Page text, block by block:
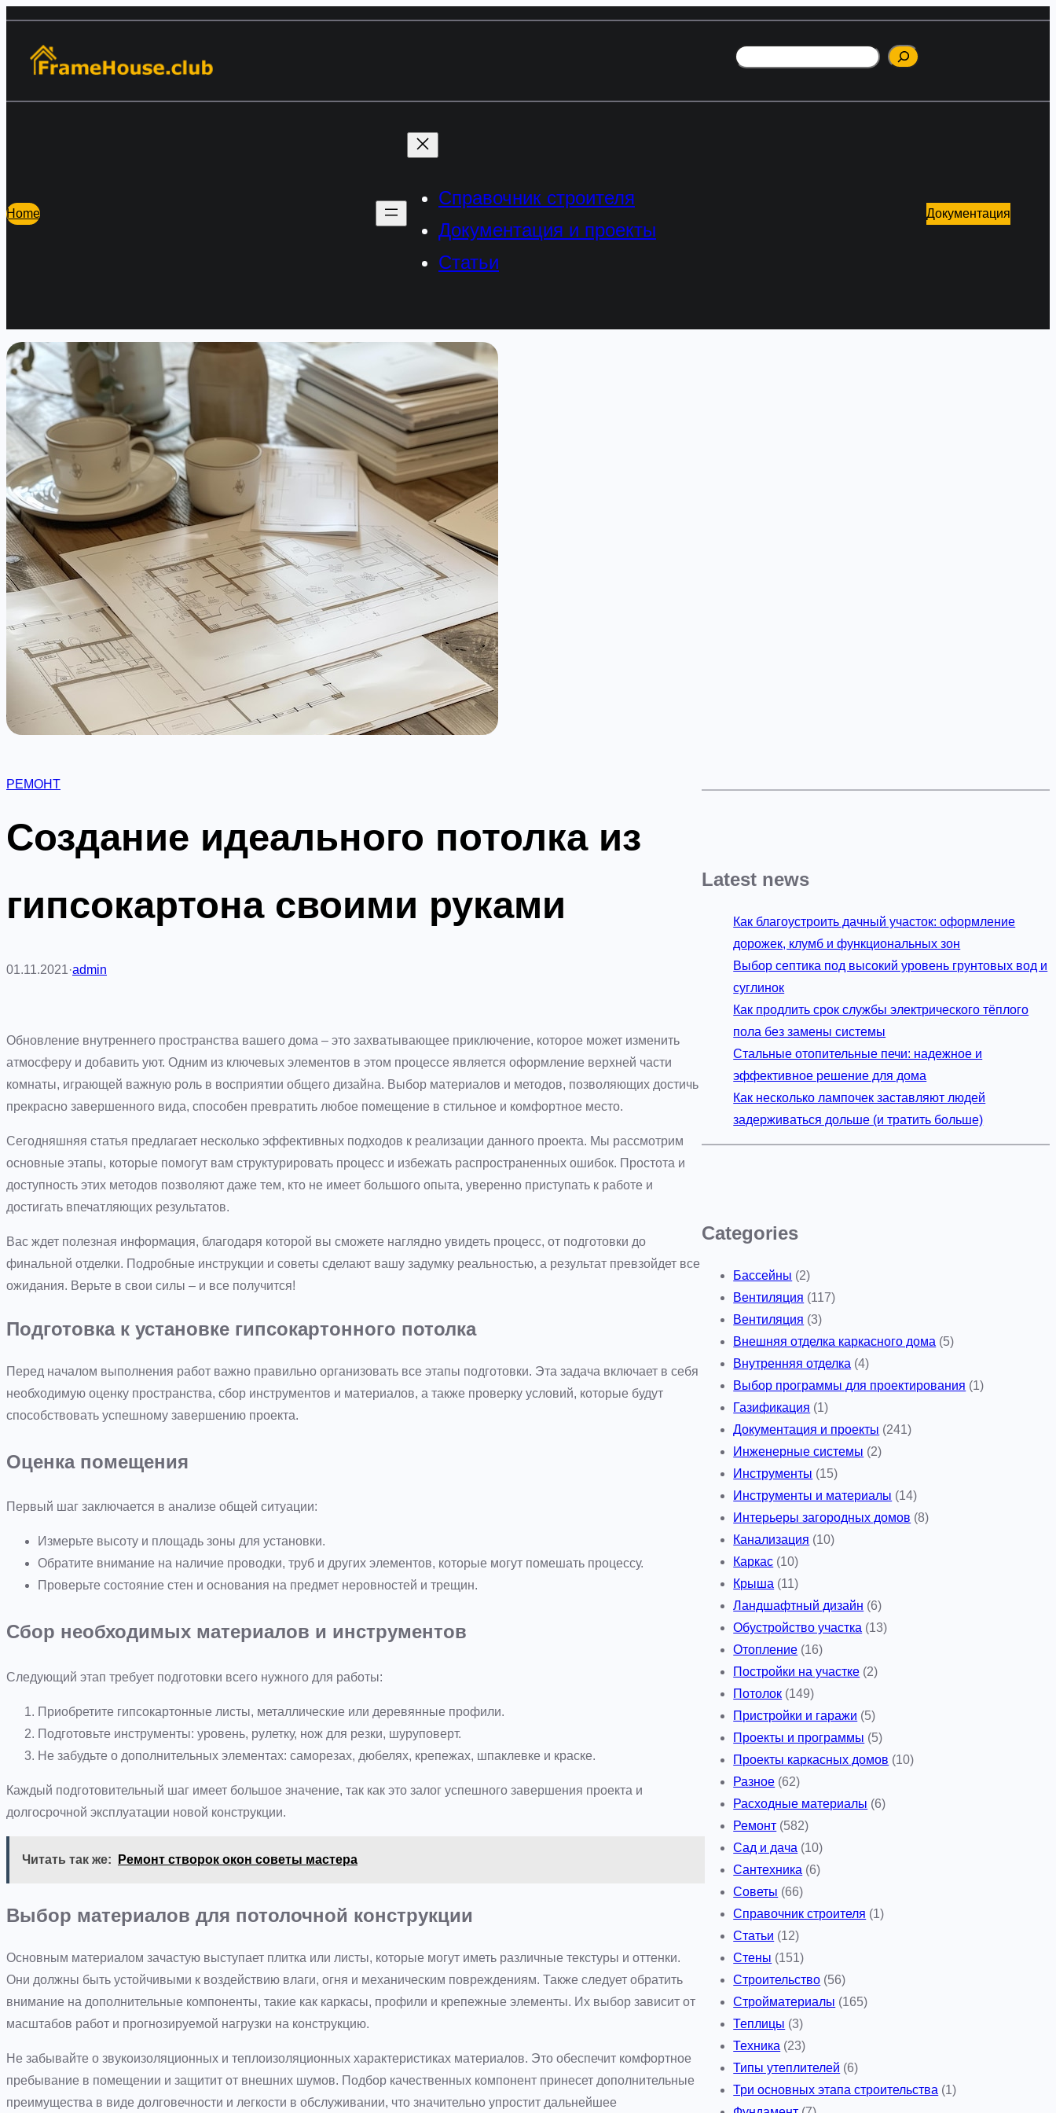
содержимому
Поиск
Home
Справочник строителя
Документация и проекты
Статьи
Документация
РЕМОНТ
Создание идеального потолка из
гипсокартона своими руками
01.11.2021·admin
Обновление внутреннего пространства вашего дома – это захватывающее приключение, которое может изменить
атмосферу и добавить уют. Одним из ключевых элементов в этом процессе является оформление верхней части
комнаты, играющей важную роль в восприятии общего дизайна. Выбор материалов и методов, позволяющих достичь
прекрасно завершенного вида, способен превратить любое помещение в стильное и комфортное место.
Сегодняшняя статья предлагает несколько эффективных подходов к реализации данного проекта. Мы рассмотрим
основные этапы, которые помогут вам структурировать процесс и избежать распространенных ошибок. Простота и
доступность этих методов позволяют даже тем, кто не имеет большого опыта, уверенно приступать к работе и
достигать впечатляющих результатов.
Вас ждет полезная информация, благодаря которой вы сможете наглядно увидеть процесс, от подготовки до
финальной отделки. Подробные инструкции и советы сделают вашу задумку реальностью, а результат превзойдет все
ожидания. Верьте в свои силы – и все получится!
Подготовка к установке гипсокартонного потолка
Перед началом выполнения работ важно правильно организовать все этапы подготовки. Эта задача включает в себя
необходимую оценку пространства, сбор инструментов и материалов, а также проверку условий, которые будут
способствовать успешному завершению проекта.
Оценка помещения
Первый шаг заключается в анализе общей ситуации:
Измерьте высоту и площадь зоны для установки.
Обратите внимание на наличие проводки, труб и других элементов, которые могут помешать процессу.
Проверьте состояние стен и основания на предмет неровностей и трещин.
Сбор необходимых материалов и инструментов
Следующий этап требует подготовки всего нужного для работы:
Приобретите гипсокартонные листы, металлические или деревянные профили.
Подготовьте инструменты: уровень, рулетку, нож для резки, шуруповерт.
Не забудьте о дополнительных элементах: саморезах, дюбелях, крепежах, шпаклевке и краске.
Каждый подготовительный шаг имеет большое значение, так как это залог успешного завершения проекта и
долгосрочной эксплуатации новой конструкции.
Читать так же: Ремонт створок окон советы мастера
Выбор материалов для потолочной конструкции
Основным материалом зачастую выступает плитка или листы, которые могут иметь различные текстуры и оттенки.
Они должны быть устойчивыми к воздействию влаги, огня и механическим повреждениям. Также следует обратить
внимание на дополнительные компоненты, такие как каркасы, профили и крепежные элементы. Их выбор зависит от
масштабов работ и прогнозируемой нагрузки на конструкцию.
Не забывайте о звукоизоляционных и теплоизоляционных характеристиках материалов. Это обеспечит комфортное
пребывание в помещении и защитит от внешних шумов. Подбор качественных компонент принесет дополнительные
преимущества в виде долговечности и легкости в обслуживании, что значительно упростит дальнейшее
Latest news
Как благоустроить дачный участок: оформление
дорожек, клумб и функциональных зон
Выбор септика под высокий уровень грунтовых вод и
суглинок
Как продлить срок службы электрического тёплого
пола без замены системы
Стальные отопительные печи: надежное и
эффективное решение для дома
Как несколько лампочек заставляют людей
задерживаться дольше (и тратить больше)
Categories
Бассейны (2)
Вентиляция (117)
Вентиляция (3)
Внешняя отделка каркасного дома (5)
Внутренняя отделка (4)
Выбор программы для проектирования (1)
Газификация (1)
Документация и проекты (241)
Инженерные системы (2)
Инструменты (15)
Инструменты и материалы (14)
Интерьеры загородных домов (8)
Канализация (10)
Каркас (10)
Крыша (11)
Ландшафтный дизайн (6)
Обустройство участка (13)
Отопление (16)
Постройки на участке (2)
Потолок (149)
Пристройки и гаражи (5)
Проекты и программы (5)
Проекты каркасных домов (10)
Разное (62)
Расходные материалы (6)
Ремонт (582)
Сад и дача (10)
Сантехника (6)
Советы (66)
Справочник строителя (1)
Статьи (12)
Стены (151)
Строительство (56)
Стройматериалы (165)
Теплицы (3)
Техника (23)
Типы утеплителей (6)
Три основных этапа строительства (1)